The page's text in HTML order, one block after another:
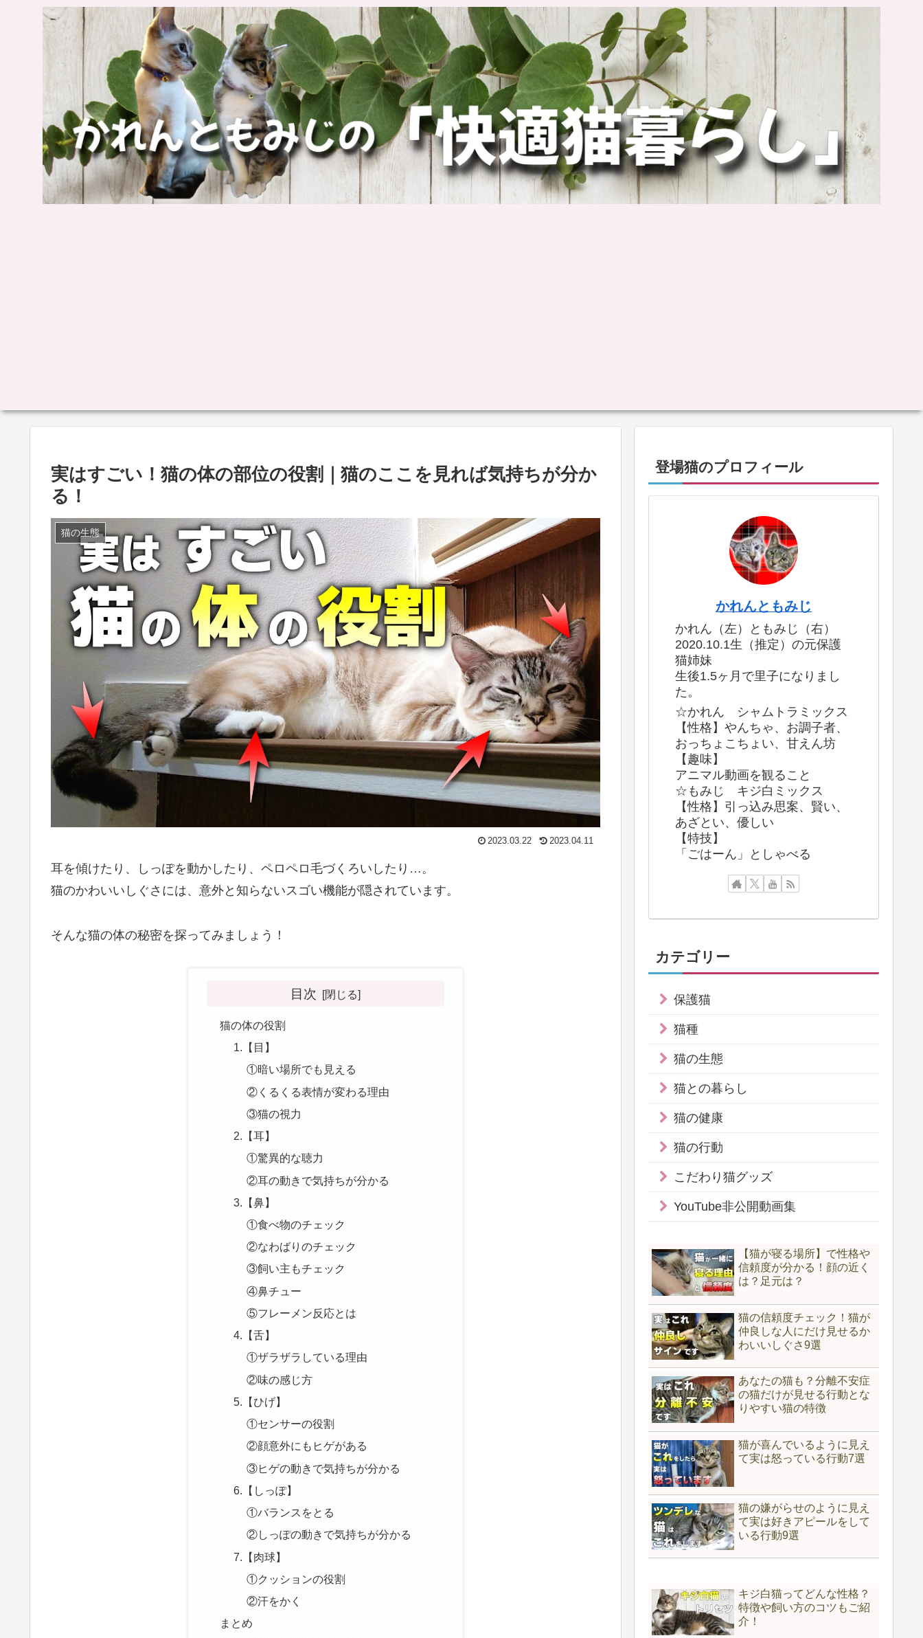
実はすごい！猫の体の部位の役割｜猫のここを見れば気持ちが分か
る！
猫の生態
2023.03.22 2023.04.11
耳を傾けたり、しっぽを動かしたり、ペロペロ毛づくろいしたり…。
猫のかわいいしぐさには、意外と知らないスゴい機能が隠されています。
そんな猫の体の秘密を探ってみましょう！
目次
猫の体の役割
1.【目】
①暗い場所でも見える
②くるくる表情が変わる理由
③猫の視力
2.【耳】
①驚異的な聴力
②耳の動きで気持ちが分かる
3.【鼻】
①食べ物のチェック
②なわばりのチェック
③飼い主もチェック
④鼻チュー
⑤フレーメン反応とは
4.【舌】
①ザラザラしている理由
②味の感じ方
5.【ひげ】
①センサーの役割
②顔意外にもヒゲがある
③ヒゲの動きで気持ちが分かる
6.【しっぽ】
①バランスをとる
②しっぽの動きで気持ちが分かる
7.【肉球】
①クッションの役割
②汗をかく
まとめ
登場猫のプロフィール
かれんともみじ
かれん（左）ともみじ（右）
2020.10.1生（推定）の元保護
猫姉妹
生後1.5ヶ月で里子になりまし
た。
☆かれん シャムトラミックス
【性格】やんちゃ、お調子者、
おっちょこちょい、甘えん坊
【趣味】
アニマル動画を観ること
☆もみじ キジ白ミックス
【性格】引っ込み思案、賢い、
あざとい、優しい
【特技】
「ごはーん」としゃべる
カテゴリー
保護猫
猫種
猫の生態
猫との暮らし
猫の健康
猫の行動
こだわり猫グッズ
YouTube非公開動画集
【猫が寝る場所】で性格や
信頼度が分かる！顔の近く
は？足元は？
猫の信頼度チェック！猫が
仲良しな人にだけ見せるか
わいいしぐさ9選
あなたの猫も？分離不安症
の猫だけが見せる行動とな
りやすい猫の特徴
猫が喜んでいるように見え
て実は怒っている行動7選
猫の嫌がらせのように見え
て実は好きアピールをして
いる行動9選
キジ白猫ってどんな性格？
特徴や飼い方のコツもご紹
介！